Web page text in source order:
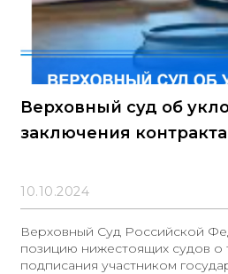
Верховный суд об
заключения контракта
10.10.2024
Верховный Суд Российской
позицию нижестоящих судов о
подписания участником